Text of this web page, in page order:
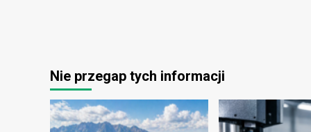
Nie przegap tych informacji